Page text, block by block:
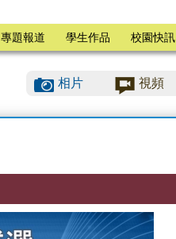
專題報道 學生作品 校園快訊
相片 視頻